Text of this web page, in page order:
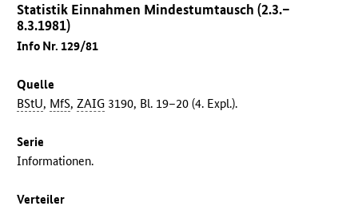
Statistik Einnahmen Mindestumtausch (2.3.–
8.3.1981)
Info Nr. 129/81
Quelle
BStU, MfS,ZAIG 3190, Bl. 19–20 (4. Expl.).
Serie
Informationen.
Verteiler